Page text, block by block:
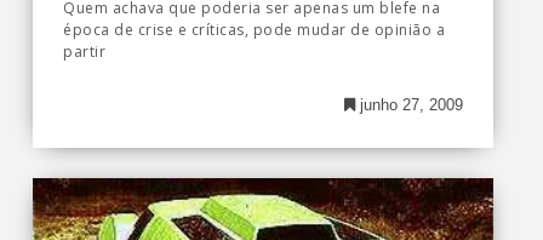
Quem achava que poderia ser apenas um blefe na
época de crise e críticas, pode mudar de opinião a
partir
junho 27, 2009